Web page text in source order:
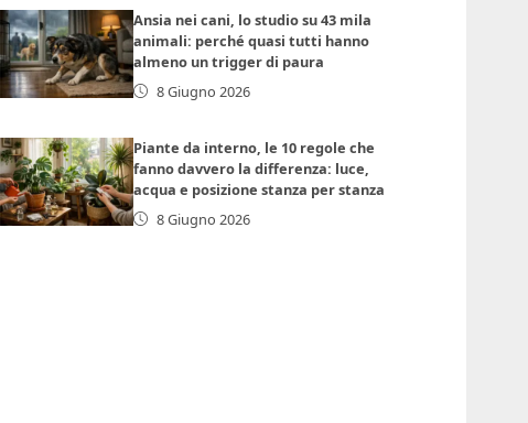
Ansia nei cani, lo studio su 43 mila
animali: perché quasi tutti hanno
almeno un trigger di paura
8 Giugno 2026
Piante da interno, le 10 regole che
fanno davvero la differenza: luce,
acqua e posizione stanza per stanza
8 Giugno 2026